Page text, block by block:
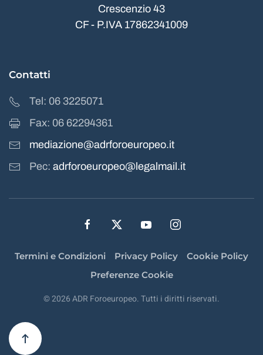
Crescenzio 43
CF - P.IVA 17862341009
Contatti
Tel: 06 3225071
Fax: 06 62294361
mediazione@adrforoeuropeo.it
Pec: adrforoeuropeo@legalmail.it
Termini e Condizioni Privacy Policy
Cookie Policy
Preferenze Cookie
©2026ADR Foroeuropeo. Tutti i diritti riservati.